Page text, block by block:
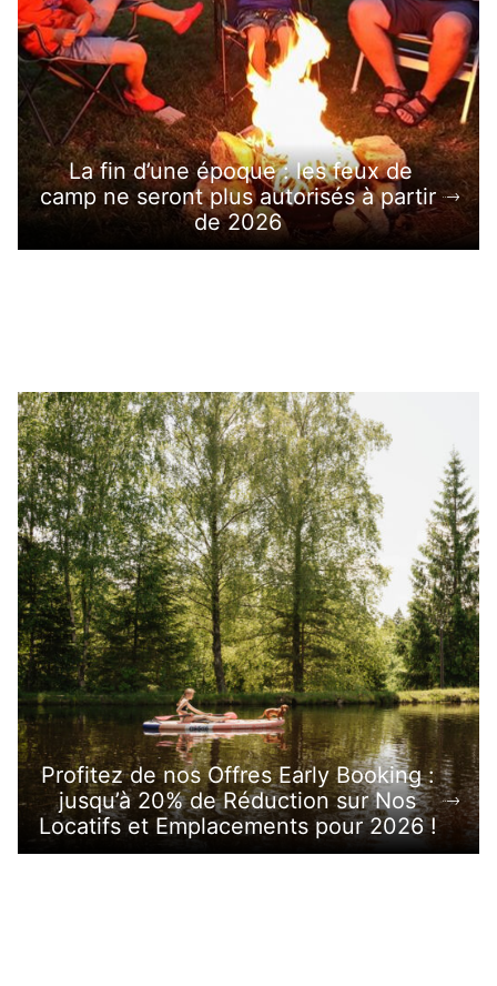
La fin d’une époque : les feux de
camp ne seront plus autorisés à partir
de 2026
Profitez de nos Offres Early Booking :
jusqu’à 20% de Réduction sur Nos
Locatifs et Emplacements pour 2026 !